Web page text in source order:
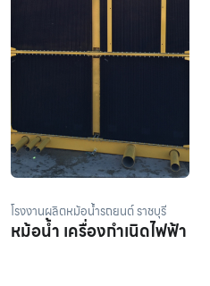
โรงงานผลิตหม้อน้ำรถยนต์ ราชบุรี
หม้อน้ำ เครื่องกำเนิดไฟฟ้า